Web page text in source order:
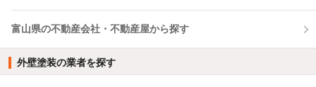
富山県の不動産会社・不動産屋から探す
外壁塗装の業者を探す